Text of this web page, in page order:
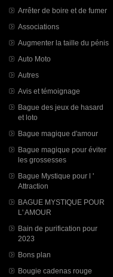
Arrêter de boire et de fumer
Associations
Augmenter la taille du pénis
Auto Moto
Autres
Avis et témoignage
Bague des jeux de hasard
et loto
Bague magique d'amour
Bague magique pour éviter
les grossesses
Bague Mystique pour l '
Attraction
BAGUE MYSTIQUE POUR
L' AMOUR
Bain de purification pour
2023
Bons plan
Bougie cadenas rouge